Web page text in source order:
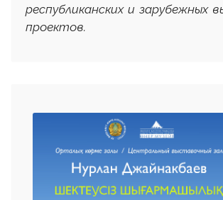
республиканских и зарубежных
проектов.